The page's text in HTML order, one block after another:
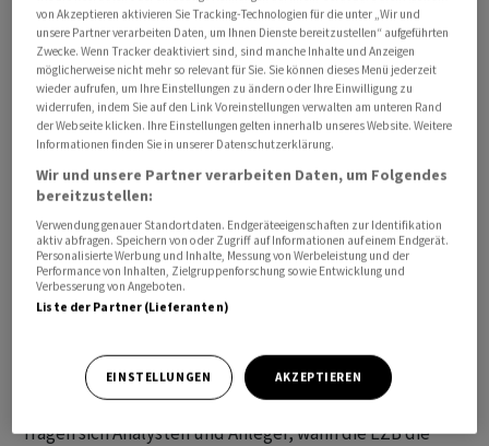
erklärte Lagarde. Die Arbeitnehmer forderten eine
Kompensation für die steigenden Preise. Die
Entwicklung der Löhne und Gehälter hänge
entscheidend von den Tarifverhandlungen ab.
zwar fortsetzen, erwartet die EZB-Chefin. Der
geldpolitische Rat der Notenbank müsse für
Kursänderungen aber zunächst zuversichtlich sein, dass
das Inflationsziel der Notenbank von zwei Prozent
nachhaltig erreicht werde.
Lagarde bekräftigte damit Äusserungen von der
jüngsten EZB-Zinssitzung Ende Januar. Wegen der
sinkenden Inflation und der schwächelnden Wirtschaft
fragen sich Analysten und Anleger, wann die EZB die
von Akzeptieren aktivieren Sie Tracking-Technologien für die unter „Wir und
unsere Partner verarbeiten Daten, um Ihnen Dienste bereitzustellen“ aufgeführten
Zwecke. Wenn Tracker deaktiviert sind, sind manche Inhalte und Anzeigen
möglicherweise nicht mehr so relevant für Sie. Sie können dieses Menü jederzeit
wieder aufrufen, um Ihre Einstellungen zu ändern oder Ihre Einwilligung zu
widerrufen, indem Sie auf den Link Voreinstellungen verwalten am unteren Rand
der Webseite klicken. Ihre Einstellungen gelten innerhalb unseres Website. Weitere
Informationen finden Sie in unserer Datenschutzerklärung.
Wir und unsere Partner verarbeiten Daten, um Folgendes
bereitzustellen:
Verwendung genauer Standortdaten. Endgeräteeigenschaften zur Identifikation
aktiv abfragen. Speichern von oder Zugriff auf Informationen auf einem Endgerät.
Personalisierte Werbung und Inhalte, Messung von Werbeleistung und der
Performance von Inhalten, Zielgruppenforschung sowie Entwicklung und
Verbesserung von Angeboten.
Liste der Partner (Lieferanten)
EINSTELLUNGEN AKZEPTIEREN